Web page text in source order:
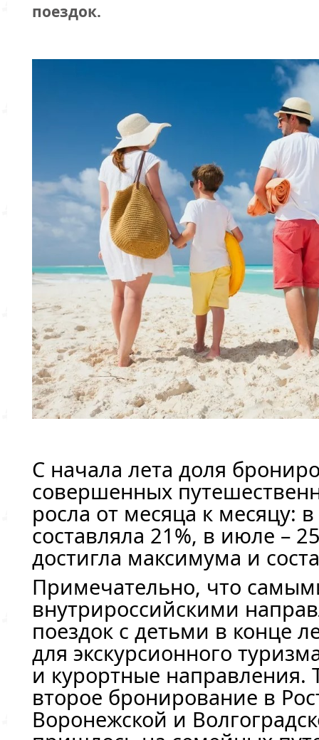
поездок.
С начала лета доля
совершенных
росла от месяца к месяцу:
составляла 21%, в июле –
достигла максимума и
Примечательно, что
внутрироссийскими
поездок с детьми в конце
для экскурсионного
и курортные направления.
второе бронирование в
Воронежской и